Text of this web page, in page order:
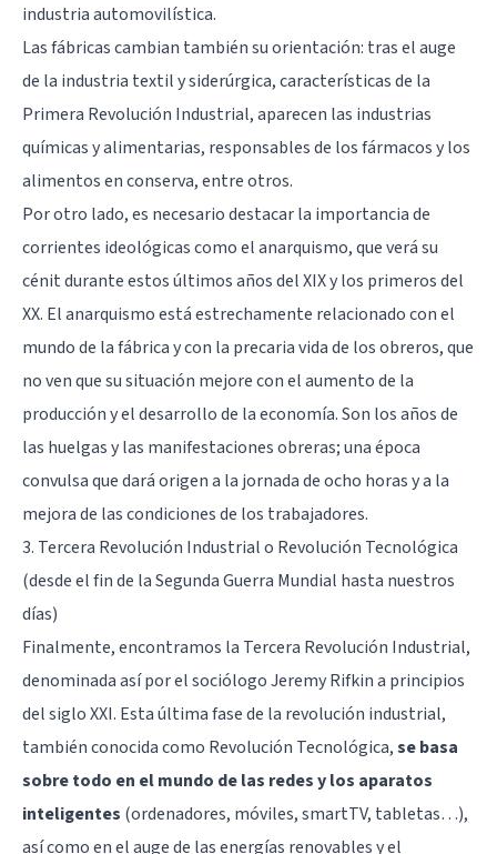
industria automovilística.
Las fábricas cambian también su orientación: tras el auge
de la industria textil y siderúrgica, características de la
Primera Revolución Industrial, aparecen las industrias
químicas y alimentarias, responsables de los fármacos y los
alimentos en conserva, entre otros.
Por otro lado, es necesario destacar la importancia de
corrientes ideológicas como el anarquismo, que verá su
cénit durante estos últimos años del XIX y los primeros del
XX. El anarquismo está estrechamente relacionado con el
mundo de la fábrica y con la precaria vida de los obreros, que
no ven que su situación mejore con el aumento de la
producción y el desarrollo de la economía. Son los años de
las huelgas y las manifestaciones obreras; una época
convulsa que dará origen a la jornada de ocho horas y a la
mejora de las condiciones de los trabajadores.
3. Tercera Revolución Industrial o Revolución Tecnológica
(desde el fin de la Segunda Guerra Mundial hasta nuestros
días)
Finalmente, encontramos la Tercera Revolución Industrial,
denominada así por el sociólogo Jeremy Rifkin a principios
del siglo XXI. Esta última fase de la revolución industrial,
también conocida como Revolución Tecnológica,se basa
sobre todo en el mundo de las redes y los aparatos
inteligentes (ordenadores, móviles, smartTV, tabletas…),
así como en el auge de las energías renovables y el